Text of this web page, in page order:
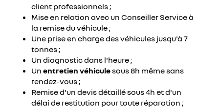
client professionnels ;
Mise en relation avec un Conseiller Service à
la remise du véhicule ;
Une prise en charge des véhicules jusqu'à 7
tonnes ;
Un diagnostic dans l'heure ;
Un entretien véhiculesous 8h même sans
rendez-vous ;
Remise d'un devis détaillé sous 4h et d'un
délai de restitution pour toute réparation ;